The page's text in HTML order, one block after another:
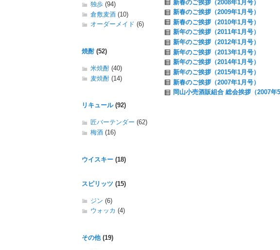
新春のご挨拶（2008年1月号）
新春のご挨拶（2009年1月号）
新春のご挨拶（2010年1月号）
新年のご挨拶（2011年1月号）
新年のご挨拶（2012年1月号）
新年のご挨拶（2013年1月号）
新年のご挨拶（2014年1月号）
新年のご挨拶（2015年1月号）
新春のご挨拶（2007年1月号）
岡山小売酒販組合 総会挨拶（2007年5
独歩 (94)
倉敷麦酒 (10)
オーダーメイド (6)
焼酎(52)
米焼酎 (40)
麦焼酎 (14)
リキュール(92)
匠バーテンダー (62)
梅酒 (16)
ウイスキー (18)
スピリッツ (15)
ジン (6)
ウォッカ (4)
その他(19)